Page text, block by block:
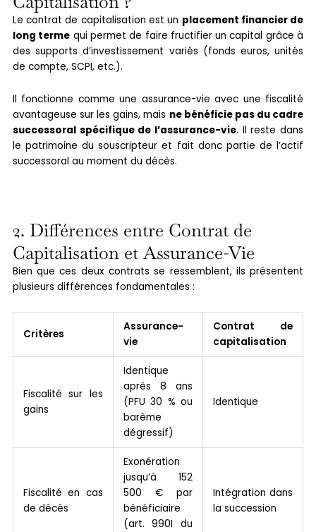
Le contrat de capitalisation est un placement financier de
long terme qui permet de faire fructifier un capital grâce à
des supports d’investissement variés (fonds euros, unités
de compte, SCPI, etc.).
Il fonctionne comme une assurance-vie avec une fiscalité
avantageuse sur les gains, mais ne bénéficie pas du cadre
successoral spécifique de l’assurance-vie. Il reste dans
le patrimoine du souscripteur et fait donc partie de l’actif
successoral au moment du décès.
2. Différences entre Contrat de
Capitalisation et Assurance-Vie
Bien que ces deux contrats se ressemblent, ils présentent
plusieurs différences fondamentales :
Critères
Assurance-
vie
Contrat de
capitalisation
Fiscalité sur les
gains
Identique
après 8 ans
(PFU 30 % ou
barème
dégressif)
Identique
Fiscalité en cas
de décès
Exonération
jusqu’à 152
500 € par
bénéficiaire
(art. 990I du
Intégration dans
la succession